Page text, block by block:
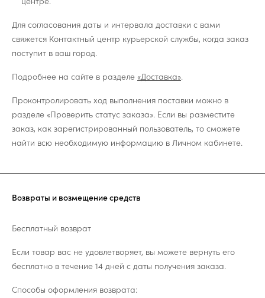
Для согласования даты и интервала доставки с вами
свяжется Контактный центр курьерской службы, когда заказ
поступит в ваш город.
Подробнее на сайте в разделе «Доставка».
Проконтролировать ход выполнения поставки можно в
разделе «Проверить статус заказа». Если вы разместите
заказ, как зарегистрированный пользователь, то сможете
найти всю необходимую информацию в Личном кабинете.
Возвраты и возмещение средств
Бесплатный возврат
Если товар вас не удовлетворяет, вы можете вернуть его
бесплатно в течение 14 дней с даты получения заказа.
Способы оформления возврата: